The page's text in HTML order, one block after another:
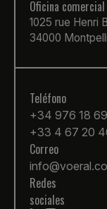
Oficina comercial
1025 rue Henri
34000
Teléfono
+34 976 18
+33 4 67 20
Correo
Redes
sociales